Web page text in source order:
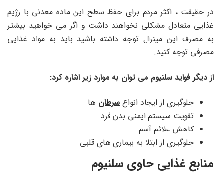
در حقیقت ، اکثر مردم برای حفظ سطح این ماده معدنی با رژیم
غذایی متعادل مشکلی نخواهند داشت و اگر می خواهید بیشتر
به مصرف این مینرال توجه داشته باشید باید به مواد غذایی
مصرفی توجه کنید.
از دیگر فواید سلنیوم می توان به موارد زیر اشاره کرد:
جلوگیری از ایجاد انواع سرطان ها
تقویت سیستم ایمنی بدن فرد
کاهش علائم آسم
جلوگیری از ابتلا به بیماری های قلبی
منابع غذایی حاوی سلنیوم